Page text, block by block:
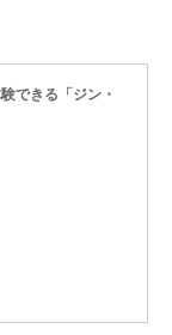
できる「ジン・